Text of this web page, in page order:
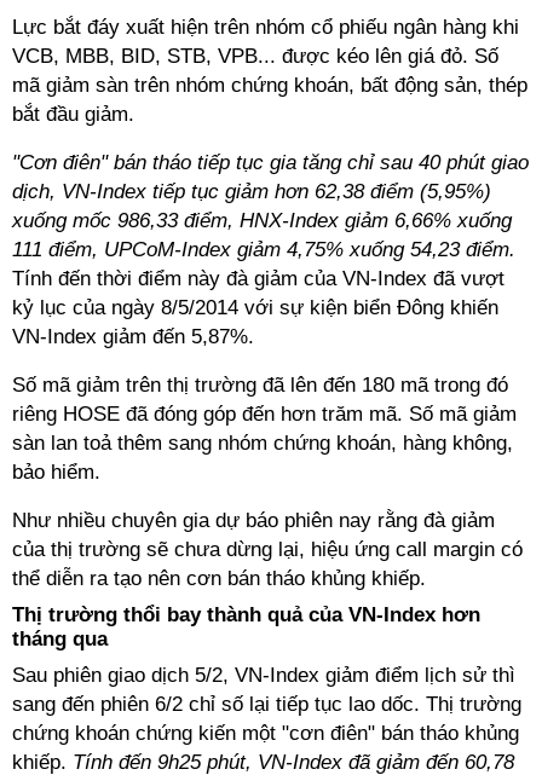
Lực bắt đáy xuất hiện trên nhóm cổ phiếu ngân hàng khi
VCB, MBB, BID, STB, VPB... được kéo lên giá đỏ. Số
mã giảm sàn trên nhóm chứng khoán, bất động sản, thép
bắt đầu giảm.
"Cơn điên" bán tháo tiếp tục gia tăng chỉ sau 40 phút giao
dịch, VN-Index tiếp tục giảm hơn 62,38 điểm (5,95%)
xuống mốc 986,33 điểm, HNX-Index giảm 6,66% xuống
111 điểm, UPCoM-Index giảm 4,75% xuống 54,23 điểm.
Tính đến thời điểm này đà giảm của VN-Index đã vượt
kỷ lục của ngày 8/5/2014 với sự kiện biển Đông khiến
VN-Index giảm đến 5,87%.
Số mã giảm trên thị trường đã lên đến 180 mã trong đó
riêng HOSE đã đóng góp đến hơn trăm mã. Số mã giảm
sàn lan toả thêm sang nhóm chứng khoán, hàng không,
bảo hiểm.
Như nhiều chuyên gia dự báo phiên nay rằng đà giảm
của thị trường sẽ chưa dừng lại, hiệu ứng call margin có
thể diễn ra tạo nên cơn bán tháo khủng khiếp.
Thị trường thổi bay thành quả của VN-Index hơn
tháng qua
Sau phiên giao dịch 5/2, VN-Index giảm điểm lịch sử thì
sang đến phiên 6/2 chỉ số lại tiếp tục lao dốc. Thị trường
chứng khoán chứng kiến một "cơn điên" bán tháo khủng
khiếp. Tính đến 9h25 phút, VN-Index đã giảm đến 60,78